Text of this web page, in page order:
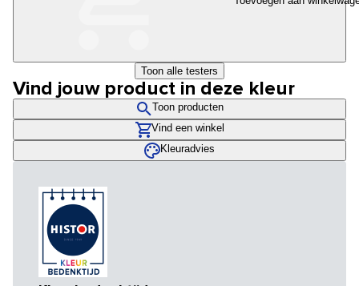
Toon alle testers
Vind jouw product in deze kleur
Toon producten
Vind een winkel
Kleuradvies